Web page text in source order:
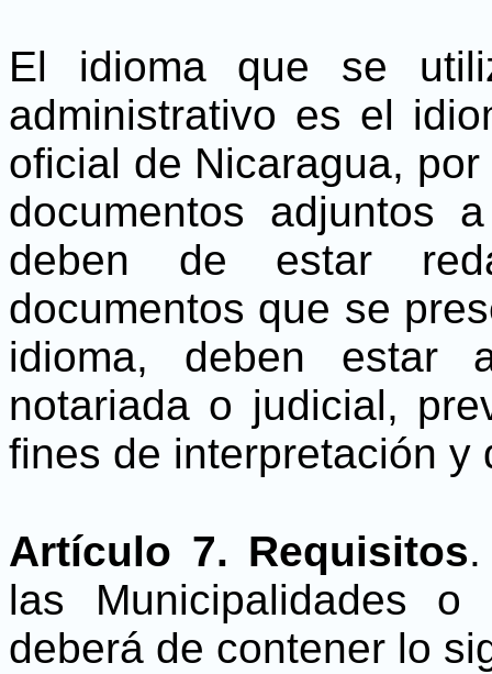
El idioma que se
administrativo es el
oficial de Nicaragua,
documentos adjuntos
deben de estar
documentos que se
idioma, deben estar
notariada o judicial,
fines de interpretación y
Artículo 7. Requisitos
las Municipalidades
deberá de contener lo